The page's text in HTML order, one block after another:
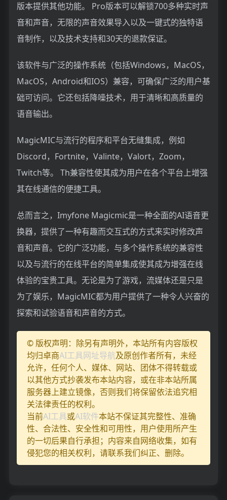
版本提供其他功能。 Pro版本可以解锁700多种实时声
音和声音，无限的声音效果导入以及一键式的独特语
音制作，以及技术支持和30天的退款保证。
该软件与广泛的操作系统（包括Windows，MacOS，
MacOS，Android和IOS）兼容，可确保广泛的用户基
础可访问。它还包括降噪技术，用于清晰和高质量的
语音输出。
MagicMIC与流行的程序和平台无缝集成，例如
Discord，Fortnite，Valinte，Valort，Zoom，
Twitch等。 Th兼容性使其成为用户在各个平台上增强
其在线通信的便捷工具。
总而言之，Imyfone Magicmic是一种全面的AI语音更
换器，提供了一种有趣而交互式的方式来实时修改声
音和声音。它的广泛功能，与多个操作系统的兼容性
以及与流行的在线平台的简单集成使其成为增强在线
体验的宝贵工具。无论是为了游戏，流媒体还是只是
为了娱乐，MagicMIC都为用户提供了一种令人兴奋的
探索和试验语音和声音的方式。
© 版权声明：除另有声明外，本站所有内容版权
均归卓商AI工具网址导航及原创作者所有，未经
允许，任何个人、媒体、网站、团体不得转载或
以其他方式抄袭发布本站内容，或在非本站所属
服务器上建立镜像，否则我们将保留依法追究相
关法律责任的权利。
当前AI工具或AI软件本站不保证其完整性、准确
性、合法性、安全性和可用性，用户使用所产生
的一切后果自行承担；内容来自网络收集，如有
侵犯您的相关权利，请联系我们纠正、删除。